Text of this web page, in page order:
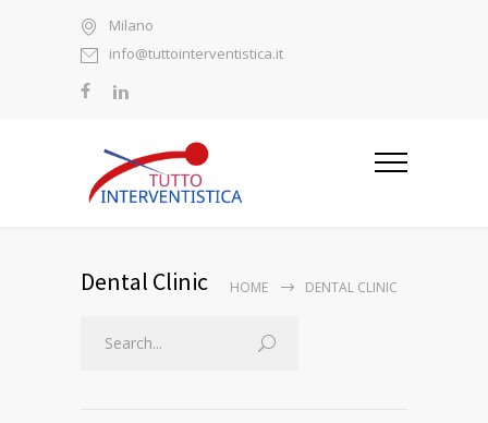
Milano
info@tuttointerventistica.it
Dental Clinic HOME DENTAL CLINIC